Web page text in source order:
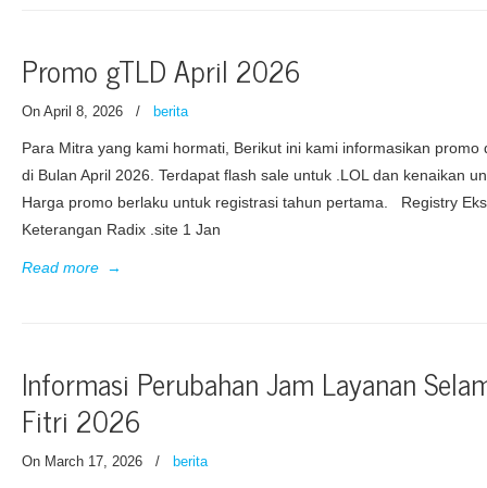
Promo gTLD April 2026
On April 8, 2026 / berita
Para Mitra yang kami hormati, Berikut ini kami informasikan
di Bulan April 2026. Terdapat flash sale untuk .LOL dan kenaikan
Harga promo berlaku untuk registrasi tahun pertama. Registry
Keterangan Radix .site 1 Jan
Read more →
Informasi Perubahan Jam Layanan
Fitri 2026
On March 17, 2026 / berita